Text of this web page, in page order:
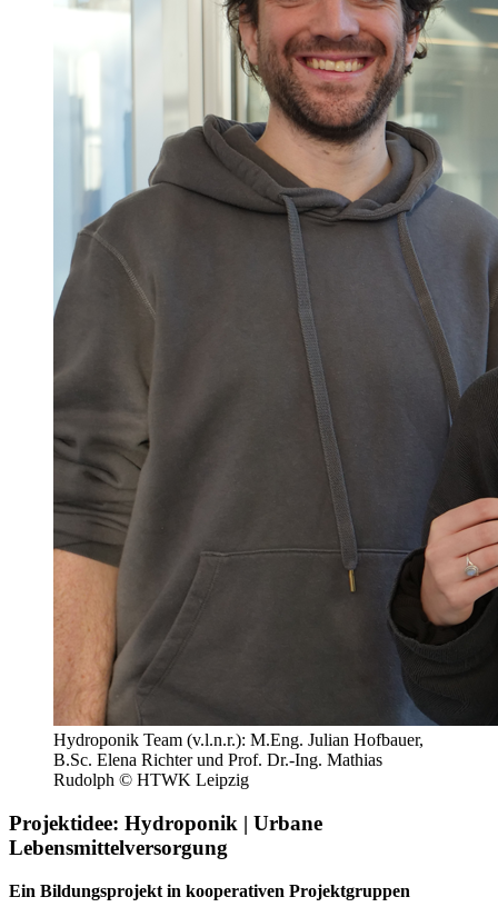
Hydroponik Team (v.l.n.r.): M.Eng. Julian Hofbauer,
B.Sc. Elena Richter und Prof. Dr.-Ing. Mathias
Rudolph © HTWK Leipzig
Projektidee: Hydroponik | Urbane
Lebensmittelversorgung
Ein Bildungsprojekt in kooperativen Projektgruppen